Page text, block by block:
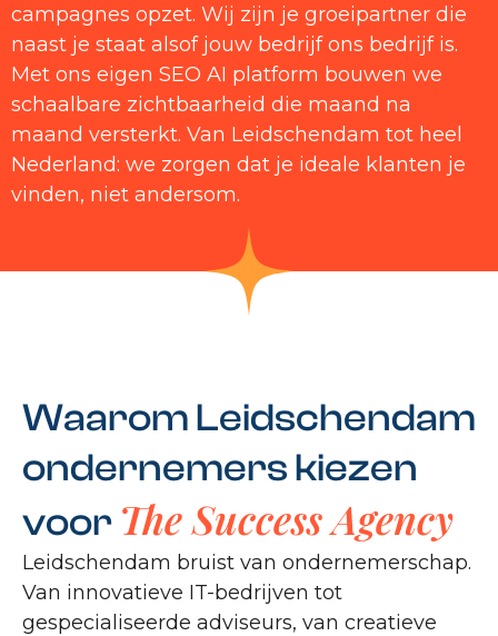
campagnes opzet. Wij zijn je groeipartner die
naast je staat alsof jouw bedrijf ons bedrijf is.
Met ons eigen SEO AI platform bouwen we
schaalbare zichtbaarheid die maand na
maand versterkt. Van Leidschendam tot heel
Nederland: we zorgen dat je ideale klanten je
vinden, niet andersom.
Waarom Leidschendam
ondernemers kiezen
voor The Success Agency
Leidschendam bruist van ondernemerschap.
Van innovatieve IT-bedrijven tot
gespecialiseerde adviseurs, van creatieve